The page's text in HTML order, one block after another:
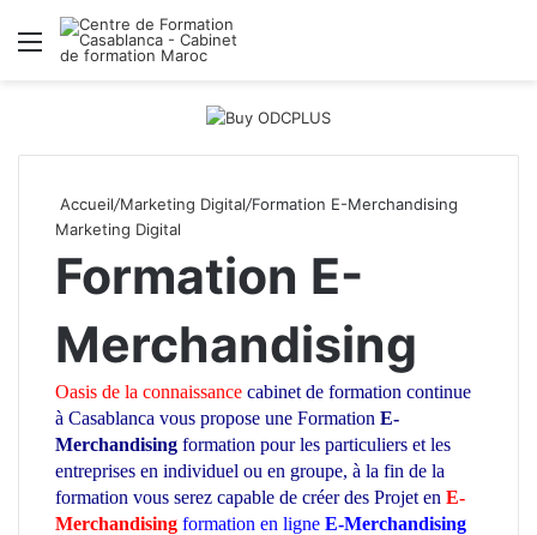
Menu
Accueil/Marketing Digital/Formation E-Merchandising
Marketing Digital
Formation E-
Merchandising
Oasis de la connaissance cabinet de formation continue
à Casablanca vous propose une Formation E-
Merchandising formation pour les particuliers et les
entreprises en individuel ou en groupe, à la fin de la
formation vous serez capable de créer des Projet en E-
Merchandising formation en ligne E-Merchandising